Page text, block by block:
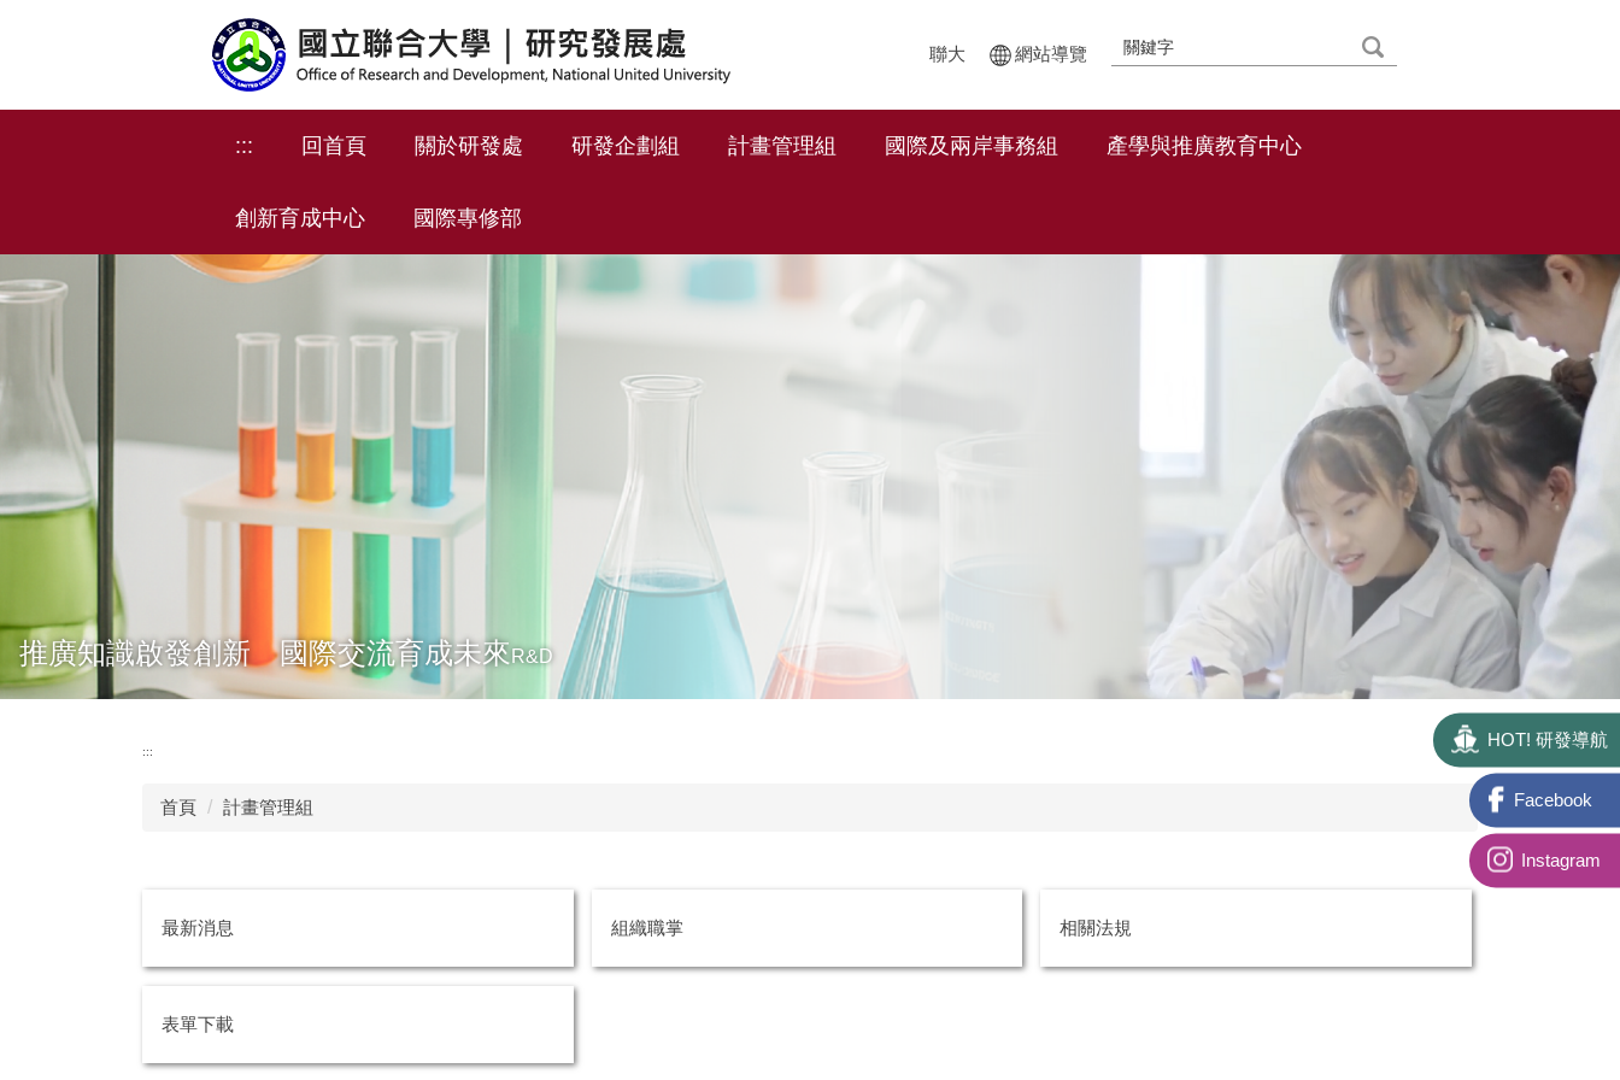
聯大 網站導覽
::: 回首頁 關於研發處 研發企劃組 計畫管理組 國際及兩岸事務組 產學與推廣教育中心
創新育成中心 國際專修部
HOT! 研發導航
Facebook
Instagram
推廣知識啟發創新 國際交流育成未來 R&D
:::
首頁 計畫管理組
最新消息 組織職掌 相關法規
表單下載